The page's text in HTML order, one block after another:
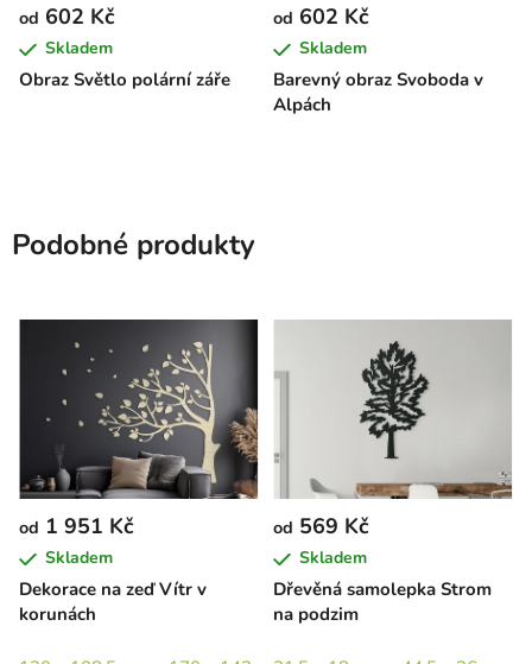
Obraz Světlo polární záře
od 602 Kč
Skladem
Barevný obraz Svoboda v
Alpách
od 602 Kč
Skladem
Podobné produkty
Dekorace na zeď Vítr v
korunách
od 1 951 Kč
Skladem
Dřevěná samolepka Strom
na podzim
od 569 Kč
Skladem